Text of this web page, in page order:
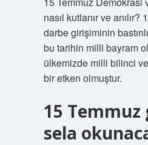
nasıl kutlanır ve
darbe girişiminin
bu tarihin milli bayram
ülkemizde milli bilinci
bir etken olmuştur.
15 Temmuz
sela